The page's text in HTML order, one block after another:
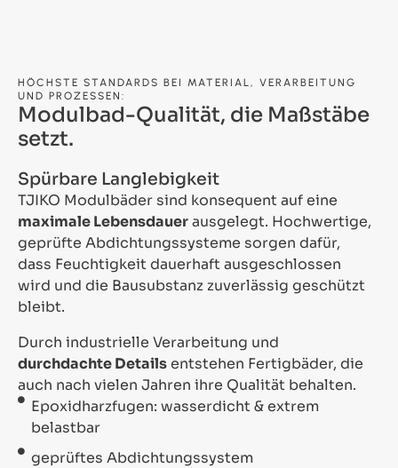
HÖCHSTE STANDARDS BEI MATERIAL, VERARBEITUNG
UND PROZESSEN:
Modulbad-Qualität, die Maßstäbe
setzt.
Spürbare Langlebigkeit
TJIKO Modulbäder sind konsequent auf eine
maximale Lebensdauerausgelegt. Hochwertige,
geprüfte Abdichtungssysteme sorgen dafür,
dass Feuchtigkeit dauerhaft ausgeschlossen
wird und die Bausubstanz zuverlässig geschützt
bleibt.
Durch industrielle Verarbeitung und
durchdachte Detailsentstehen Fertigbäder, die
auch nach vielen Jahren ihre Qualität behalten.
Epoxidharzfugen: wasserdicht & extrem
belastbar
geprüftes Abdichtungssystem